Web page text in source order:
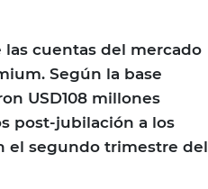
cuentas del mercado
Según la base
USD108 millones
post-jubilación a los
el segundo trimestre del